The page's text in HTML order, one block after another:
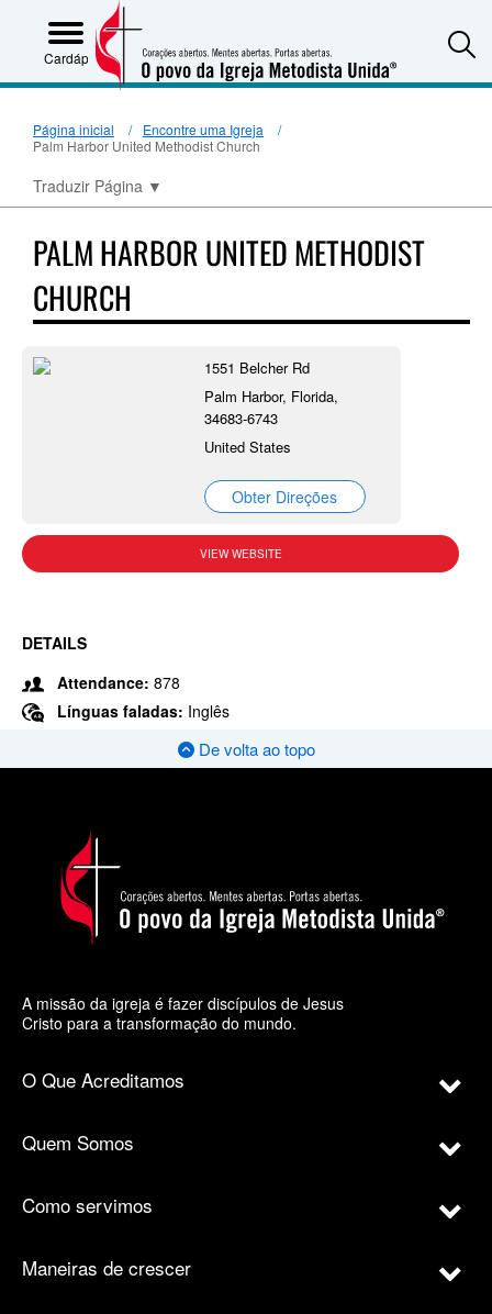
Cardápio
Página inicial
Encontre uma Igreja
Palm Harbor United Methodist Church
Traduzir Página ▼
PALM HARBOR UNITED METHODIST
CHURCH
1551 Belcher Rd
Palm Harbor, Florida,
34683-6743
United States
Obter Direções
VIEW WEBSITE
DETAILS
Attendance: 878
Línguas faladas: Inglês
De volta ao topo
A missão da igreja é fazer discípulos de Jesus
Cristo para a transformação do mundo.
O Que Acreditamos
Quem Somos
Como servimos
Maneiras de crescer